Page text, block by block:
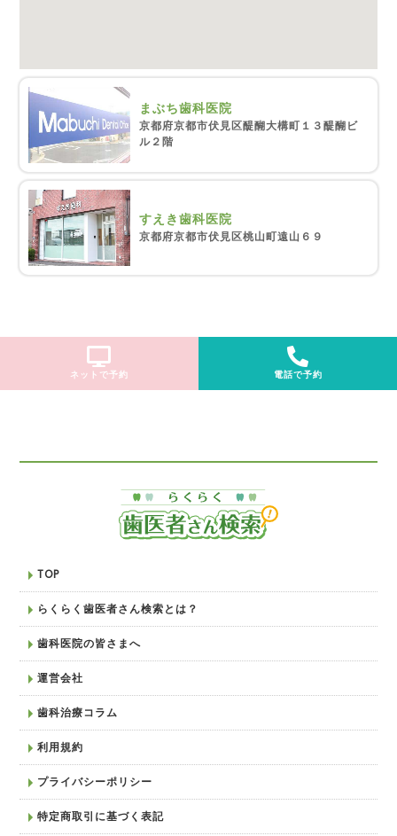
まぶち歯科医院
京都府京都市伏見区醍醐大構町１３醍醐ビ
ル２階
すえき歯科医院
京都府京都市伏見区桃山町遠山６９
ネットで予約 電話で予約
TOP
らくらく歯医者さん検索とは？
歯科医院の皆さまへ
運営会社
歯科治療コラム
利用規約
プライバシーポリシー
特定商取引に基づく表記